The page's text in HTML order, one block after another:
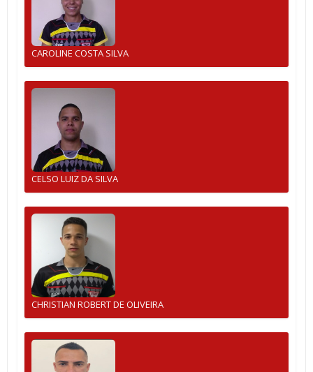
CAROLINE COSTA SILVA
CELSO LUIZ DA SILVA
CHRISTIAN ROBERT DE OLIVEIRA